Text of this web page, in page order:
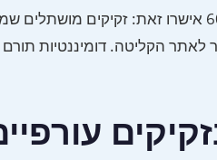
ניסויי שתלי פאנצ’ בשנות ה-50 וה-60
לאתר הקליטה. דומיננטיות